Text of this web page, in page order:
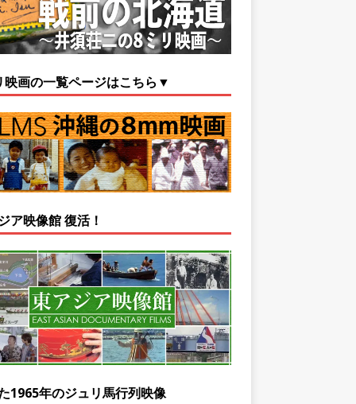
映画の一覧ページはこちら▼
ア映像館 復活！
1965年のジュリ馬行列映像